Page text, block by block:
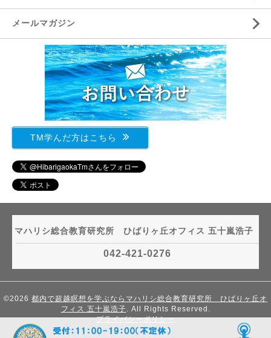
メールマガジン
TM学んだ方はこちら
マハリシ総合教育研究所 ひばりヶ丘オフィス 五十嵐浩子
042-421-0276
©2026 都内で超越瞑想を学ぶならマハリシ総合教育研究所 ひばりヶ丘オ
フィス 五十嵐浩子. All Rights Reserved.
プライバシーポリシー